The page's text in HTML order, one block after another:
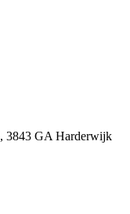
, 3843 GA Harderwijk